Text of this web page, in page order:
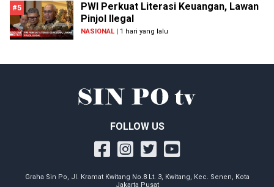
#5
PWI Perkuat Literasi Keuangan, Lawan
Pinjol Ilegal
NASIONAL | 1 hari yang lalu
FOLLOW US
Graha Sin Po, Jl. Kramat Kwitang No.8 Lt. 3, Kwitang, Kec. Senen, Kota
Jakarta Pusat